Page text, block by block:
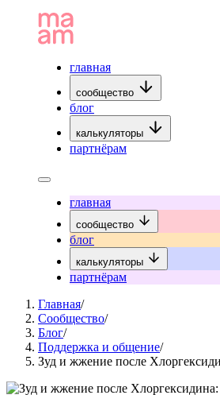
главная
сообщество
блог
калькуляторы
партнёрам
главная
сообщество
блог
калькуляторы
партнёрам
Главная/
Сообщество/
Блог/
Поддержка и общение/
Зуд и жжение после